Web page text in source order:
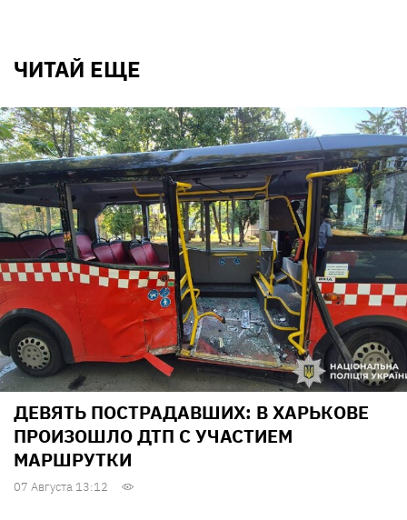
ЧИТАЙ ЕЩЕ
ДЕВЯТЬ ПОСТРАДАВШИХ: В ХАРЬКОВЕ
ПРОИЗОШЛО ДТП С УЧАСТИЕМ
МАРШРУТКИ
07 Августа 13:12